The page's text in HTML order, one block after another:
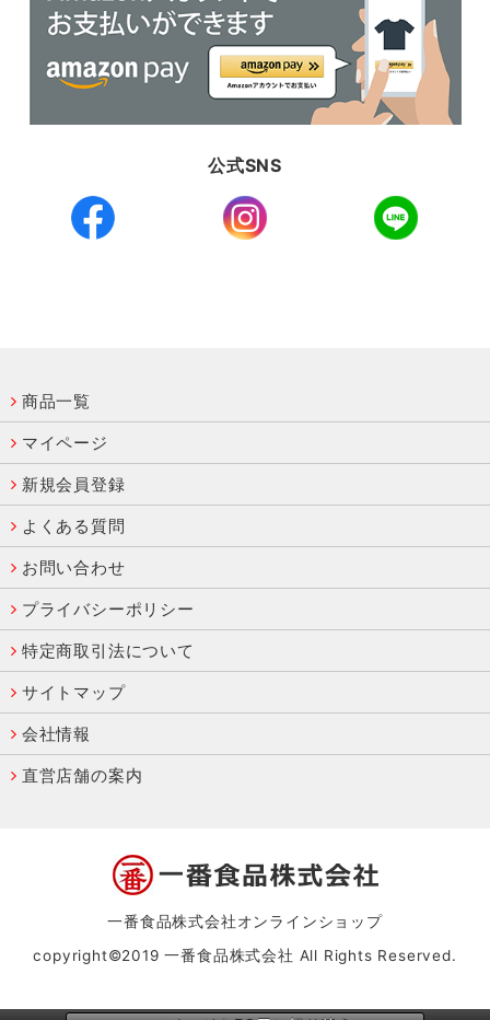
公式SNS
商品一覧
マイページ
新規会員登録
よくある質問
お問い合わせ
プライバシーポリシー
特定商取引法について
サイトマップ
会社情報
直営店舗の案内
一番食品株式会社オンラインショップ
copyright©2019 一番食品株式会社 All Rights Reserved.